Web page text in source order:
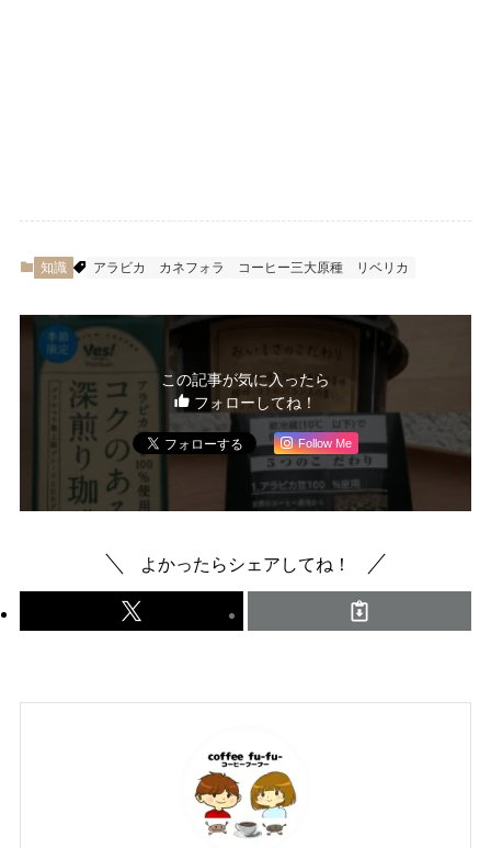
知識 アラビカ カネフォラ コーヒー三大原種 リベリカ
この記事が気に入ったら
フォローしてね！
Follow Me
よかったらシェアしてね！